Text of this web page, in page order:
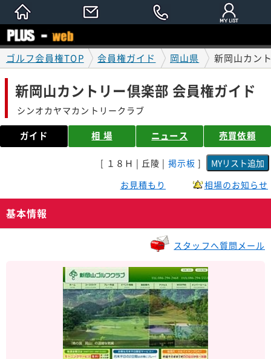
ゴルフ会員権TOP 会員権ガイド 岡山県 新岡山カン
新岡山カントリー倶楽部 会員権ガイド
シンオカヤマカントリークラブ
ガイド 相 場 ニュース 売買依頼
[ １８Ｈ | 丘陵 | 掲示板 ]
お見積もり
相場のお知らせ
基本情報
スタッフへ質問メール